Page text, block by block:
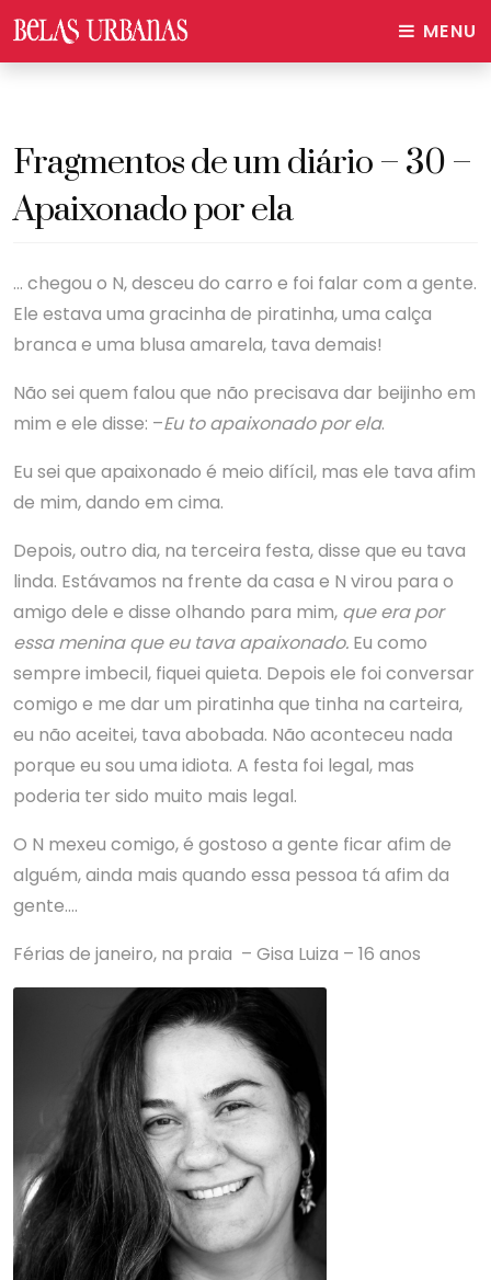
MENU
Fragmentos de um diário – 30 –
Apaixonado por ela
… chegou o N, desceu do carro e foi falar com a gente.
Ele estava uma gracinha de piratinha, uma calça
branca e uma blusa amarela, tava demais!
Não sei quem falou que não precisava dar beijinho em
mim e ele disse: –Eu to apaixonado por ela.
Eu sei que apaixonado é meio difícil, mas ele tava afim
de mim, dando em cima.
Depois, outro dia, na terceira festa, disse que eu tava
linda. Estávamos na frente da casa e N virou para o
amigo dele e disse olhando para mim, que era por
essa menina que eu tava apaixonado. Eu como
sempre imbecil, fiquei quieta. Depois ele foi conversar
comigo e me dar um piratinha que tinha na carteira,
eu não aceitei, tava abobada. Não aconteceu nada
porque eu sou uma idiota. A festa foi legal, mas
poderia ter sido muito mais legal.
O N mexeu comigo, é gostoso a gente ficar afim de
alguém, ainda mais quando essa pessoa tá afim da
gente….
Férias de janeiro, na praia – Gisa Luiza – 16 anos